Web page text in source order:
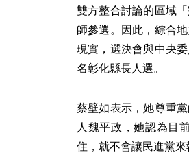
雙方整合討論的區域
師參選。因此，綜合
現實，選決會與中央
名彰化縣長人選。
蔡壁如表示，她尊重
人魏平政，她認為目
住，就不會讓民進黨